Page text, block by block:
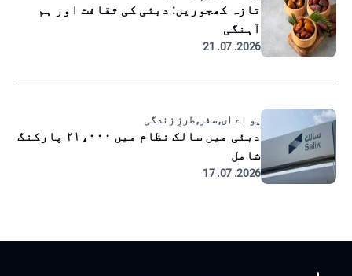
تازہ کھجوریں: دبئی کی ثقافت اور ہم
آہنگی
2026. 07. 21
یو اے ای, سفر, طرزِ زندگی
دبئی میں سالک نظام میں ۲۱،۰۰۰ پارکنگ
شامل
2026. 07. 17